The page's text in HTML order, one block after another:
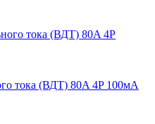
тока (ВДТ) 80A 4P 100мА